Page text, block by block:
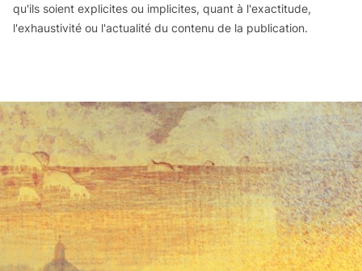
qu'ils soient explicites ou implicites, quant à l'exactitude,
l'exhaustivité ou l'actualité du contenu de la publication.